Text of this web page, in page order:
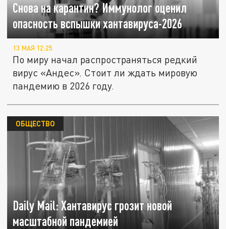
Снова на карантин? Иммунолог оценил
опасность вспышки хантавируса-2026
13 МАЯ 12:25
По миру начал распространяться редкий
вирус «Андес». Стоит ли ждать мировую
пандемию в 2026 году.
Daily Mail: Хантавирус грозит новой
масштабной пандемией
ОБЩЕСТВО